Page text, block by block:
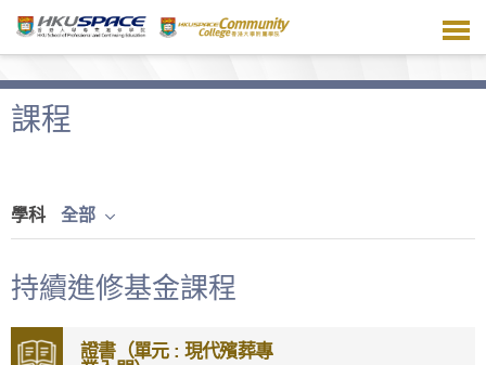
主
容課程
學科 全部
持續進修基金課程
證書（單元 : 現代殯葬專